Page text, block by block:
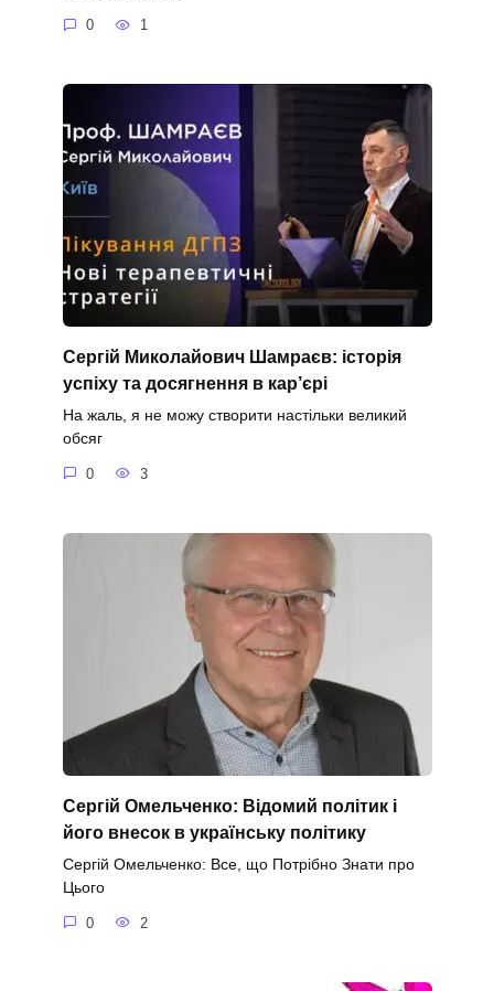
0 1
Сергій Миколайович Шамраєв: історія
успіху та досягнення в кар’єрі
На жаль, я не можу створити настільки великий
обсяг
0 3
Сергій Омельченко: Відомий політик і
його внесок в українську політику
Сергій Омельченко: Все, що Потрібно Знати про
Цього
0 2